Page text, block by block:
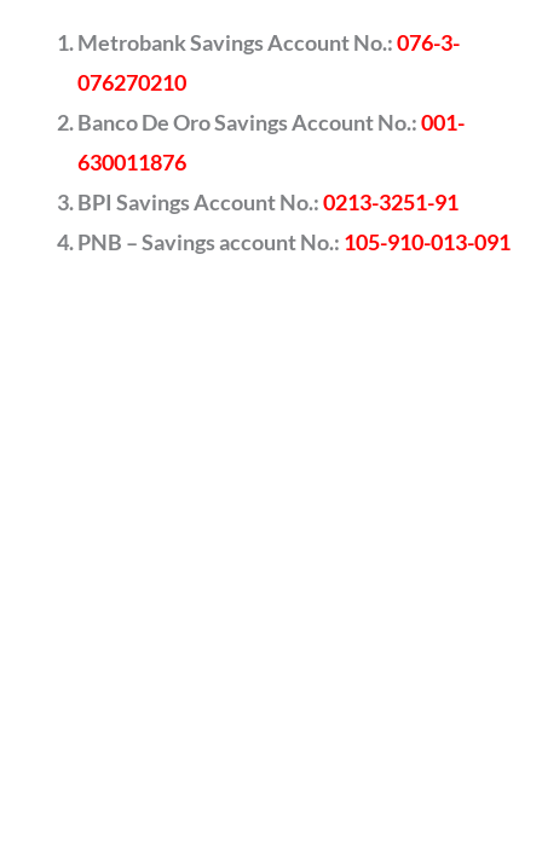
Metrobank Savings Account No.:076-3-
076270210
Banco De Oro Savings Account No.:001-
630011876
BPI Savings Account No.:0213-3251-91
PNB – Savings account No.: 105-910-013-091